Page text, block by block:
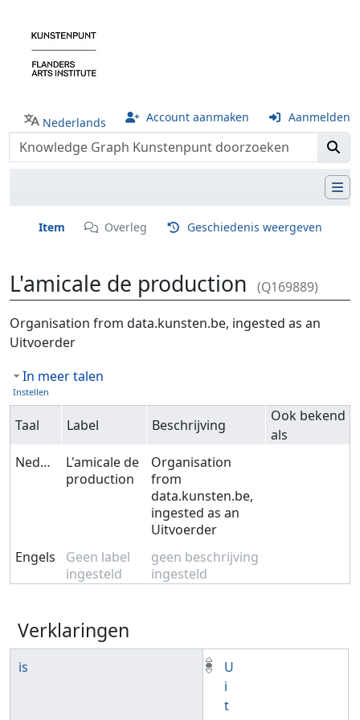
Nederlands Account aanmaken Aanmelden
Item Overleg Geschiedenis weergeven
L'amicale de production (Q169889)
Ga naar:navigatie,zoeken
Organisation from data.kunsten.be, ingested as an
Uitvoerder
In meer talen
Instellen
Taal Label Beschrijving
Ook bekend
als
Nederlands
L'amicale de
production
Organisation
from
data.kunsten.be,
ingested as an
Uitvoerder
Engels
Geen label
ingesteld
geen beschrijving
ingesteld
Verklaringen
is
U
i
t